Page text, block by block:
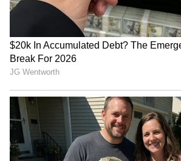
"ರಾಜಕೀಯ ಬೇಡ, ಸಿನಿಮಾನೇ
ಕನಕೋತ್ಸವದಲ್ಲಿ ರಿಷಬ್ ಶೆಟ್ಟಿ |
Shetty speech | Suvarna News
ಶೇ.50 ರಿಂದ ಶೇ.18 ಕ್ಕೆ TAX ಇಳಿಕೆ:
ಟ್ರಂಪ್ ಐತಿಹಾಸಿಕ ಒಪ್ಪಂದ | India
Trade Deal | Party Rounds